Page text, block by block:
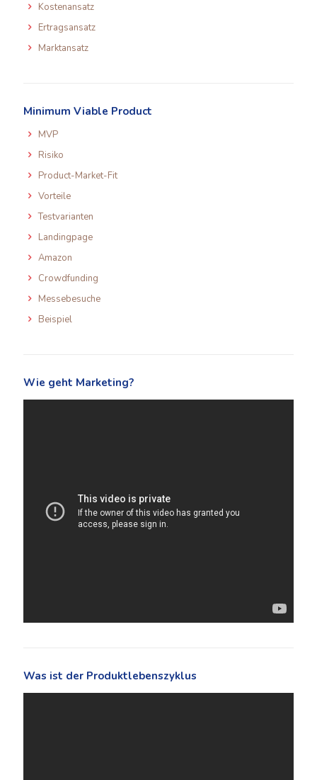
Kostenansatz
Ertragsansatz
Marktansatz
Minimum Viable Product
MVP
Risiko
Product-Market-Fit
Vorteile
Testvarianten
Landingpage
Amazon
Crowdfunding
Messebesuche
Beispiel
Wie geht Marketing?
Was ist der Produktlebenszyklus